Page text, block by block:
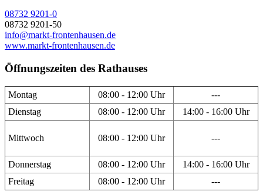
08732 9201-0
08732 9201-50
info@markt-frontenhausen.de
www.markt-frontenhausen.de
Öffnungszeiten des Rathauses
Montag 08:00 - 12:00 Uhr
---
Dienstag
08:00 - 12:00 Uhr 14:00 - 16:00 Uhr
Mittwoch 08:00 - 12:00 Uhr ---
Donnerstag 08:00 - 12:00 Uhr
14:00 - 16:00 Uhr
Freitag
08:00 - 12:00 Uhr ---